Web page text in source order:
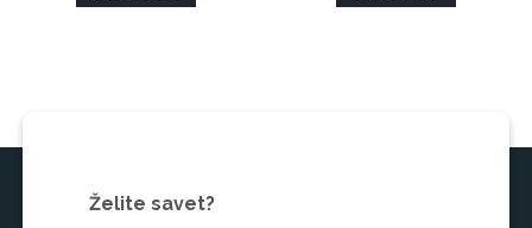
Želite savet?